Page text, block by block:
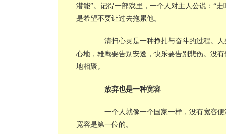
潜能”。记得一部戏里，一个人对主人公说：“
是希望不要让过去拖累他。
清扫心灵是一种挣扎与奋斗的过程。人
心地，雄鹰要告别安逸，快乐要告别悲伤。没
地相聚。
放弃也是一种宽容
一个人就像一个国家一样，没有宽容便
宽容是第一位的。